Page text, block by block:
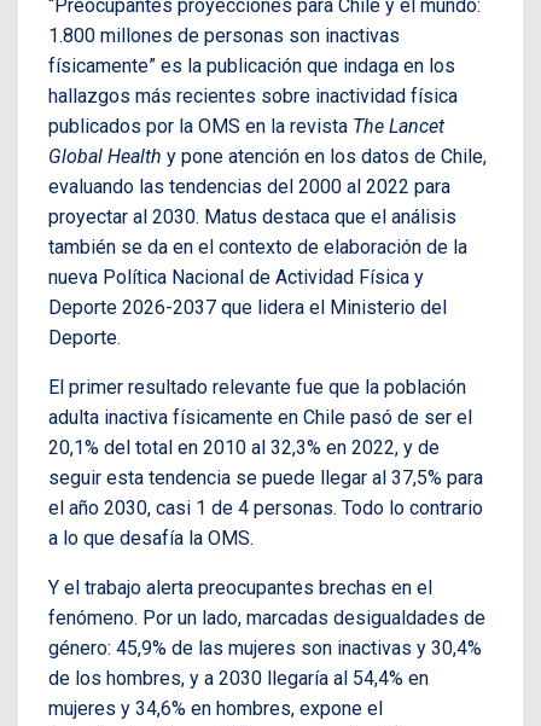
“Preocupantes proyecciones para Chile y el mundo:
1.800 millones de personas son inactivas
físicamente” es la publicación que indaga en los
hallazgos más recientes sobre inactividad física
publicados por la OMS en la revista The Lancet
Global Health y pone atención en los datos de Chile,
evaluando las tendencias del 2000 al 2022 para
proyectar al 2030. Matus destaca que el análisis
también se da en el contexto de elaboración de la
nueva Política Nacional de Actividad Física y
Deporte 2026-2037 que lidera el Ministerio del
Deporte.
El primer resultado relevante fue que la población
adulta inactiva físicamente en Chile pasó de ser el
20,1% del total en 2010 al 32,3% en 2022, y de
seguir esta tendencia se puede llegar al 37,5% para
el año 2030, casi 1 de 4 personas. Todo lo contrario
a lo que desafía la OMS.
Y el trabajo alerta preocupantes brechas en el
fenómeno. Por un lado, marcadas desigualdades de
género: 45,9% de las mujeres son inactivas y 30,4%
de los hombres, y a 2030 llegaría al 54,4% en
mujeres y 34,6% en hombres, expone el